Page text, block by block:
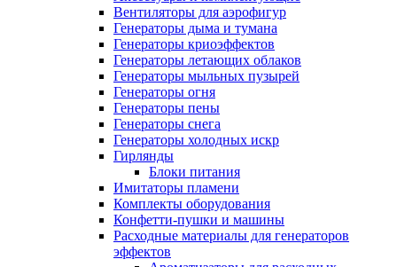
Вентиляторы для аэрофигур
Генераторы дыма и тумана
Генераторы криоэффектов
Генераторы летающих облаков
Генераторы мыльных пузырей
Генераторы огня
Генераторы пены
Генераторы снега
Генераторы холодных искр
Гирлянды
Блоки питания
Имитаторы пламени
Комплекты оборудования
Конфетти-пушки и машины
Расходные материалы для генераторов
эффектов